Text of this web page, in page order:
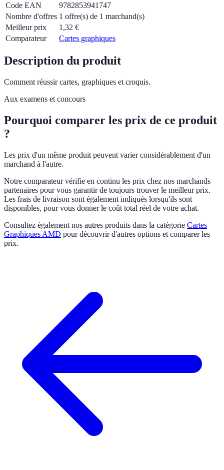
Code EAN
9782853941747
Nombre d'offres 1 offre(s) de 1 marchand(s)
Meilleur prix
1,32 €
Comparateur
Cartes graphiques
Description du produit
Comment réussir cartes, graphiques et croquis.
Aux examens et concours
Pourquoi comparer les prix de ce produit
?
Les prix d'un même produit peuvent varier considérablement d'un
marchand à l'autre.
Notre comparateur vérifie en continu les prix chez nos marchands
partenaires pour vous garantir de toujours trouver le meilleur prix.
Les frais de livraison sont également indiqués lorsqu'ils sont
disponibles, pour vous donner le coût total réel de votre achat.
Consultez également nos autres produits dans la catégorie Cartes
Graphiques AMD pour découvrir d'autres options et comparer les
prix.